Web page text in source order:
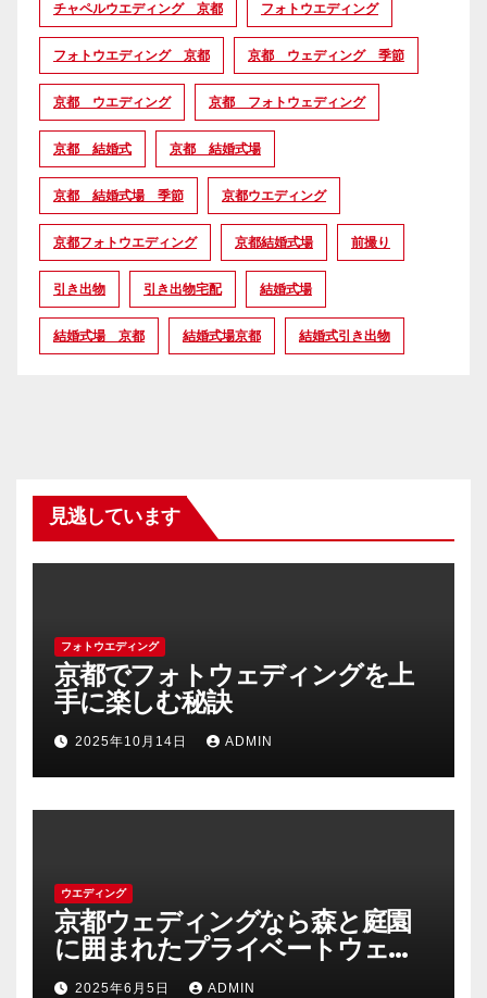
チャペルウエディング 京都 フォトウエディング
フォトウエディング 京都 京都 ウェディング 季節
京都 ウエディング 京都 フォトウェディング
京都 結婚式 京都 結婚式場
京都 結婚式場 季節 京都ウエディング
京都フォトウエディング 京都結婚式場 前撮り
引き出物 引き出物宅配 結婚式場
結婚式場 京都 結婚式場京都 結婚式引き出物
見逃しています
フォトウエディング
京都でフォトウェディングを上
手に楽しむ秘訣
2025年10月14日 ADMIN
ウエディング
京都ウェディングなら森と庭園
に囲まれたプライベートウェデ
ィング
2025年6月5日 ADMIN